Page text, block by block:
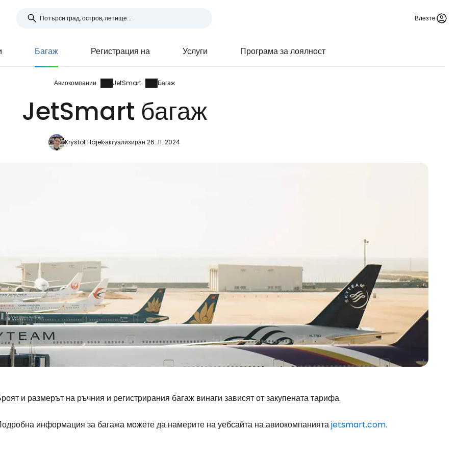
Влезте
Багаж Регистрация на Услуги Програма за лоялност
Авиокомпании JetSmart Багаж
JetSmart багаж
Kryštof Hájekактуализиран 26. 11. 2024
и размерът на ръчния и регистрирания багаж винаги зависят от закупената тарифа.
информация за багажа можете да намерите на уебсайта на авиокомпаниятаjetsmart.com.